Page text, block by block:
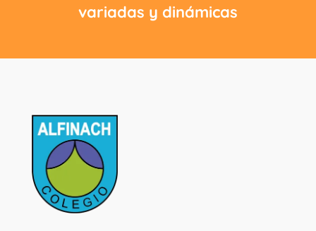
variadas y dinámicas